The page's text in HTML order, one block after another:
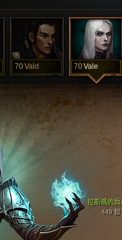
70Vald 70Vale
拉斯瑪的肩
449 智